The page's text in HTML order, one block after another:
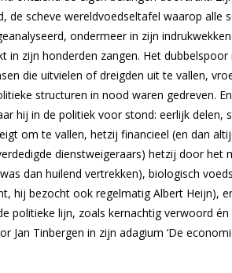
scheve wereldvoedseltafel waarop alle
ondermeer in zijn
in zijn honderden zangen. Het
die uitvielen of dreigden uit te vallen,
structuren in nood waren gedreven.
hij in de politiek voor stond: eerlijk delen,
om te vallen, hetzij financieel (en dan
dienstweigeraars) hetzij door het
dan huilend vertrekken), biologisch
hij bezocht ook regelmatig Albert Heijn),
politieke lijn, zoals kernachtig verwoord
Tinbergen in zijn adagium ‘De